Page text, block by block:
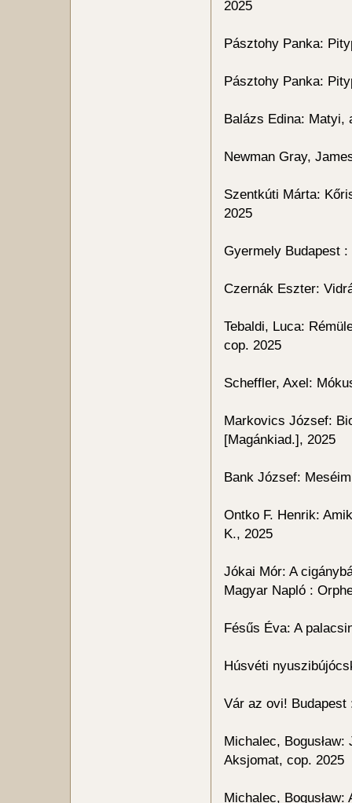
2025
Pásztohy Panka:
Pásztohy Panka:
Balázs Edina: Matyi,
Newman Gray,
Szentkúti Márta:
2025
Gyermely Budapest
Czernák Eszter:
Tebaldi, Luca:
cop. 2025
Scheffler, Axel:
Markovics József:
[Magánkiad.], 2025
Bank József:
Ontko F. Henrik:
K., 2025
Jókai Mór: A
Magyar Napló :
Fésűs Éva: A
Húsvéti
Vár az ovi! Budapest
Michalec,
Aksjomat, cop. 2025
Michalec,